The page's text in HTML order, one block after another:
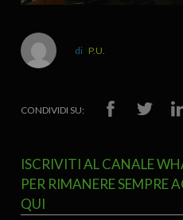
P.U.
CONDIVIDI SU:
ISCRIVITI AL CANALE
PER RIMANERE SEMPRE
QUI